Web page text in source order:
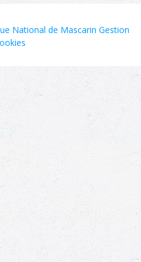
National de Mascarin Gestion